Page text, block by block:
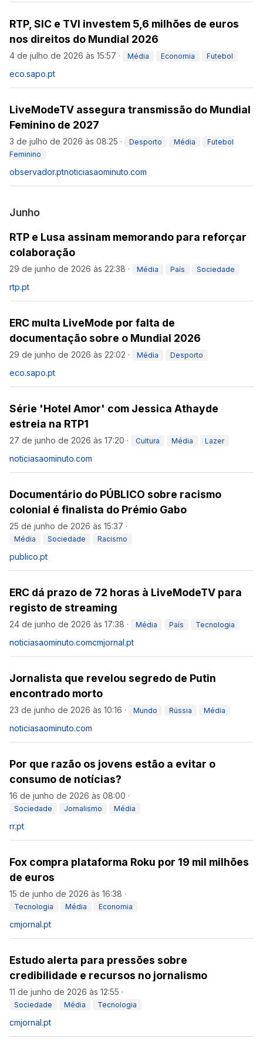
RTP, SIC e TVI investem 5,6 milhões de euros
nos direitos do Mundial 2026
4 de julho de 2026 às 15:57 · Média Economia Futebol
eco.sapo.pt
LiveModeTV assegura transmissão do Mundial
Feminino de 2027
3 de julho de 2026 às 08:25 · Desporto Média
Futebol
Feminino
observador.ptnoticiasaominuto.com
Junho
RTP e Lusa assinam memorando para reforçar
colaboração
29 de junho de 2026 às 22:38 · Média País Sociedade
rtp.pt
ERC multa LiveMode por falta de
documentação sobre o Mundial 2026
29 de junho de 2026 às 22:02 · Média Desporto
eco.sapo.pt
Série 'Hotel Amor' com Jessica Athayde
estreia na RTP1
27 de junho de 2026 às 17:20 · Cultura Média Lazer
noticiasaominuto.com
Documentário do PÚBLICO sobre racismo
colonial é finalista do Prémio Gabo
25 de junho de 2026 às 15:37 ·
Média Sociedade Racismo
publico.pt
ERC dá prazo de 72 horas à LiveModeTV para
registo de streaming
24 de junho de 2026 às 17:38 · Média País Tecnologia
noticiasaominuto.comcmjornal.pt
Jornalista que revelou segredo de Putin
encontrado morto
23 de junho de 2026 às 10:16 · Mundo Rússia Média
noticiasaominuto.com
Por que razão os jovens estão a evitar o
consumo de notícias?
16 de junho de 2026 às 08:00 ·
Sociedade Jornalismo Média
rr.pt
Fox compra plataforma Roku por 19 mil milhões
de euros
15 de junho de 2026 às 16:38 ·
Tecnologia Média Economia
cmjornal.pt
Estudo alerta para pressões sobre
credibilidade e recursos no jornalismo
11 de junho de 2026 às 12:55 ·
Sociedade Média Tecnologia
cmjornal.pt